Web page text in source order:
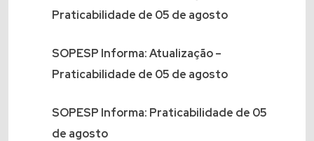
Praticabilidade de 05 de agosto
SOPESP Informa: Atualização –
Praticabilidade de 05 de agosto
SOPESP Informa: Praticabilidade de 05
de agosto